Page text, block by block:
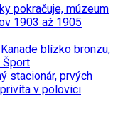
pokračuje, múzeum
1903 až 1905
blízko bronzu,
Šport
stacionár, prvých
v polovici